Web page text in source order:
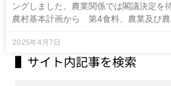
ングしました。農業関係では閣議決定を
農村基本計画から 第4食料、農業及び
2025年4月7日
▌サイト内記事を検索